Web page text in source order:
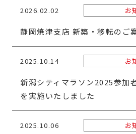
2026.02.02 お
静岡焼津支店 新築・移転のご
2025.10.14 お
新潟シティマラソン2025参加
を実施いたしました
2025.10.06 お